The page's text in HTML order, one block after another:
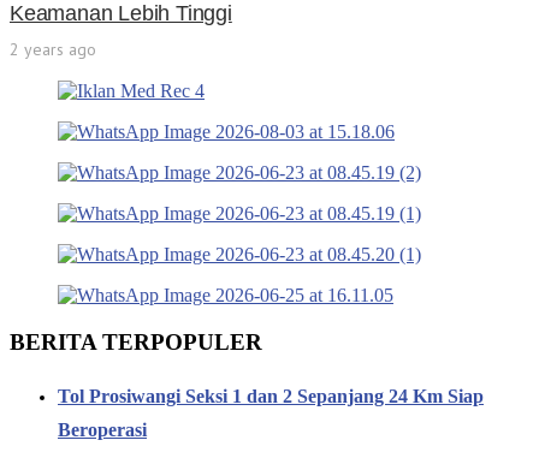
Keamanan Lebih Tinggi
2 years ago
BERITA TERPOPULER
Tol Prosiwangi Seksi 1 dan 2 Sepanjang 24 Km Siap
Beroperasi